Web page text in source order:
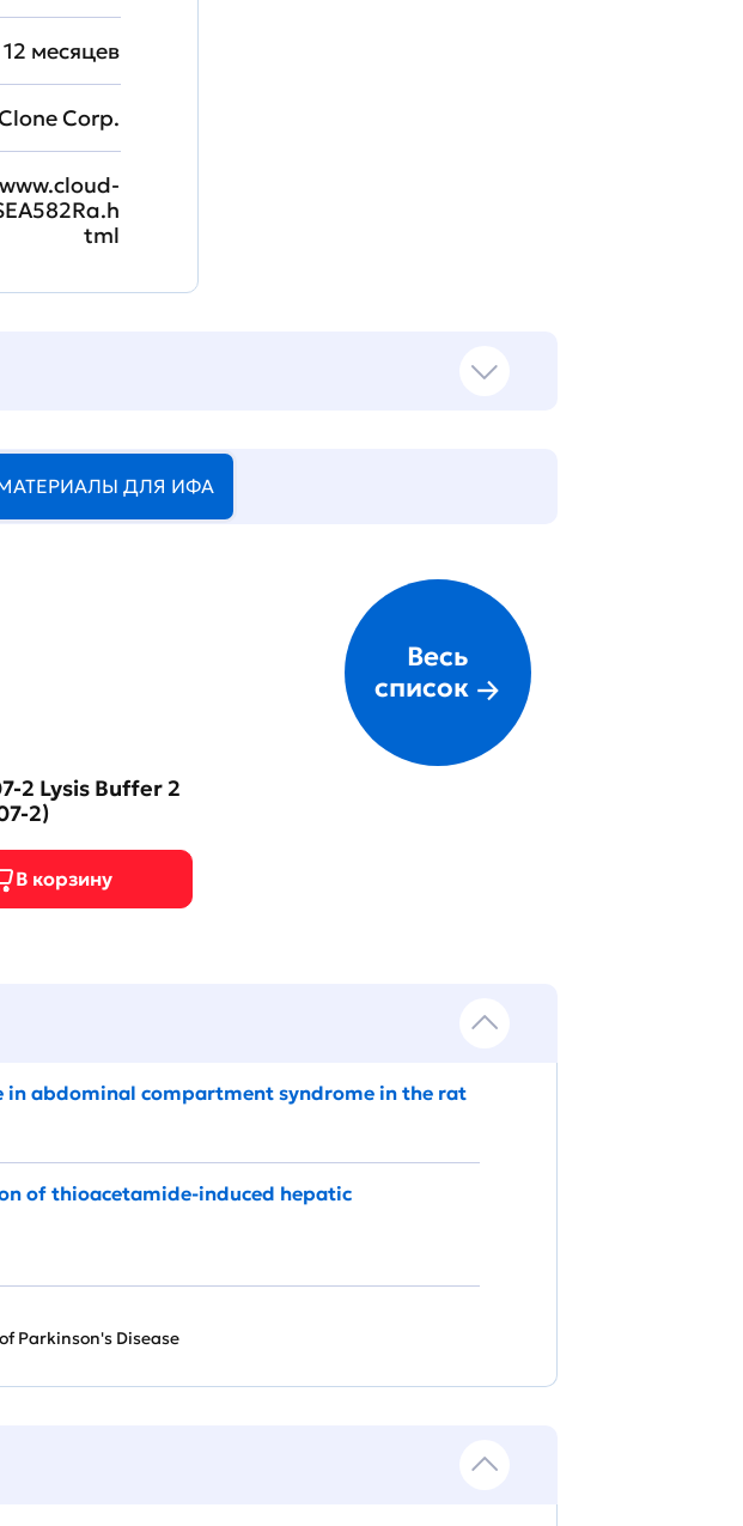
12 месяцев
Corp.
tml
ДЛЯ ИФА
2 Lysis Buffer 2
2)
Весь
список
in abdominal compartment syndrome in the rat
of thioacetamide-induced hepatic
Parkinson's Disease